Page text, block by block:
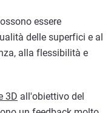
essere
delle superfici e al
alla flessibilità e
3D all'obiettivo del